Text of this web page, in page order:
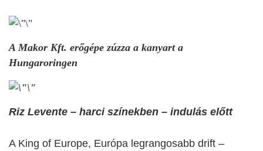
A Makor Kft. erőgépe zúzza a kanyart a
Hungaroringen
Riz Levente – harci színekben – indulás előtt
A King of Europe, Európa legrangosabb drift –